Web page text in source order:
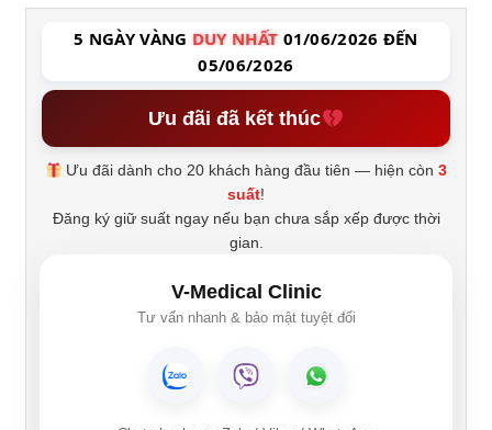
5 NGÀY VÀNG DUY NHẤT 01/06/2026 ĐẾN
05/06/2026
Ưu đãi đã kết thúc
Ưu đãi dành cho 20 khách hàng đầu tiên — hiện còn3
suất!
Đăng ký giữ suất ngay nếu bạn chưa sắp xếp được thời
gian.
V-Medical Clinic
Tư vấn nhanh & bảo mật tuyệt đối